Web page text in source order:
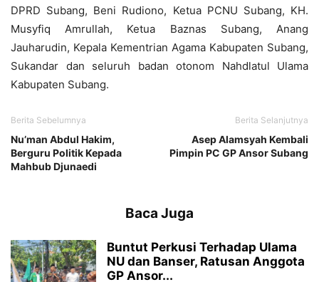
DPRD Subang, Beni Rudiono, Ketua PCNU Subang, KH.
Musyfiq Amrullah, Ketua Baznas Subang, Anang
Jauharudin, Kepala Kementrian Agama Kabupaten Subang,
Sukandar dan seluruh badan otonom Nahdlatul Ulama
Kabupaten Subang.
Berita Sebelumnya
Nu’man Abdul Hakim,
Berguru Politik Kepada
Mahbub Djunaedi
Berita Selanjutnya
Asep Alamsyah Kembali
Pimpin PC GP Ansor Subang
Baca Juga
Buntut Perkusi Terhadap Ulama
NU dan Banser, Ratusan Anggota
GP Ansor...